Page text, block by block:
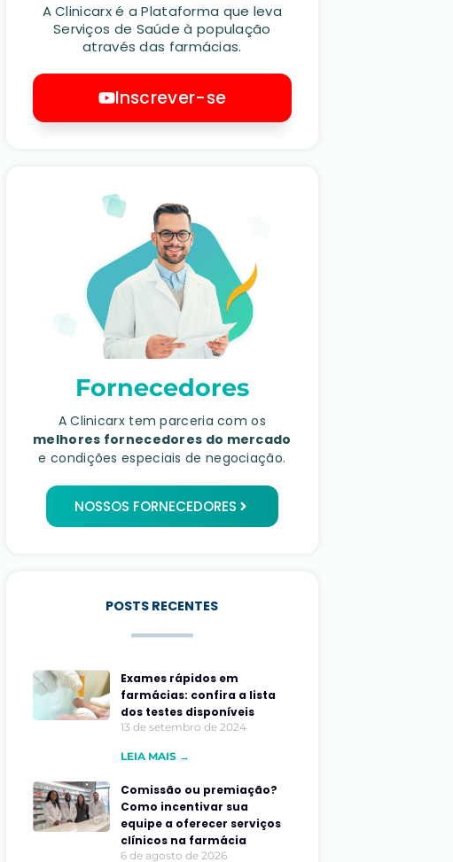
A Clinicarx é a Plataforma que leva
Serviços de Saúde à população
através das farmácias.
Inscrever-se
Fornecedores
A Clinicarx tem parceria com os
melhores fornecedores do mercado
e condições especiais de negociação.
NOSSOS FORNECEDORES
POSTS RECENTES
Exames rápidos em
farmácias: confira a lista
dos testes disponíveis
13 de setembro de 2024
LEIA MAIS →
Comissão ou premiação?
Como incentivar sua
equipe a oferecer serviços
clínicos na farmácia
6 de agosto de 2026